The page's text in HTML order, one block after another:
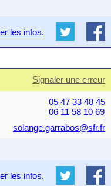
les infos.
Signaler une erreur
05 47 33 48 45
06 11 58 10 69
solange.garrabos@sfr.fr
les infos.